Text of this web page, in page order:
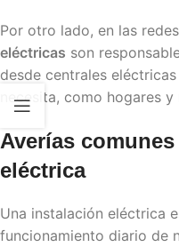
Por otro lado, en las
eléctricas son
desde centrales
necesita, como hogares
Averías
eléctrica
Una instalación eléctrica
funcionamiento diario de